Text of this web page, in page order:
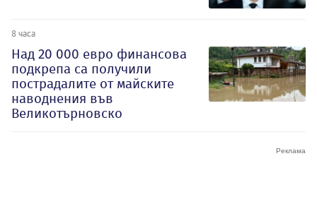
8 часа
Над 20 000 евро финансова
подкрепа са получили
пострадалите от майските
наводнения във
Великотърновско